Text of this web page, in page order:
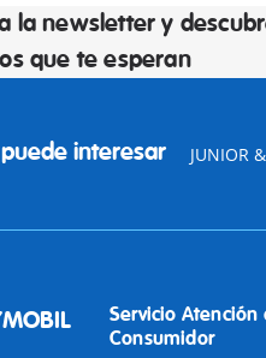
la newsletter y
que te esperan
interesar JUNIOR
Servicio Atención
Consumidor